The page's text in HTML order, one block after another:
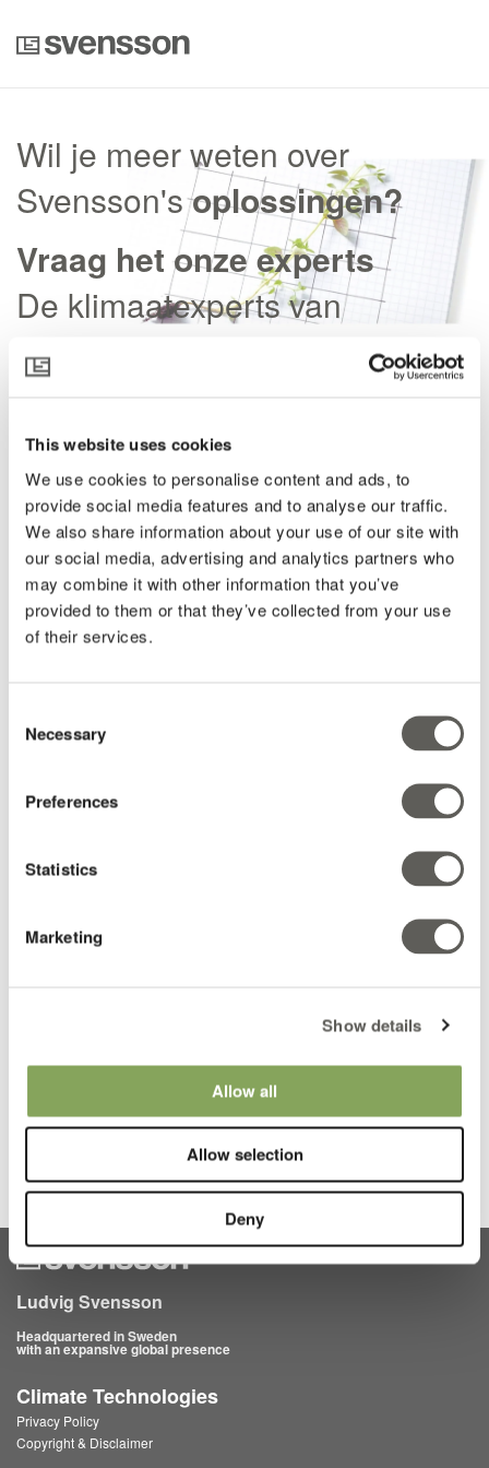
This website uses cookies
We use cookies to personalise content and ads, to
provide social media features and to analyse our traffic.
We also share information about your use of our site with
our social media, advertising and analytics partners who
may combine it with other information that you’ve
provided to them or that they’ve collected from your use
of their services.
Selection
Necessary
Preferences
Statistics
Marketing
Show details
Allow all
Allow selection
Deny
Wil je meer weten over
Svensson'soplossingen?
Vraag het onze experts
De klimaatexperts van
Svensson helpen je graag!
Vragen?
Stel je vraag
E-mail*
contact met je op te nemen over onze producten en diensten. Je kunt je op
meer informatie over hoe je je af kan melden, onze privacypraktijken en hoe
Ludvig Svensson
Headquartered in Sweden
with an expansive global presence
Climate Technologies
Privacy Policy
Copyright & Disclaimer